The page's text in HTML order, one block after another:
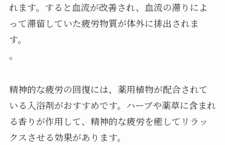
れます。すると血流が改善され、血流の滞りによ
って滞留していた疲労物質が体外に排出されま
す。
。
精神的な疲労の回復には、薬用植物が配合されて
いる入浴剤がおすすめです。ハーブや薬草に含まれ
る香りが作用して、精神的な疲労を癒してリラッ
クスさせる効果があります。